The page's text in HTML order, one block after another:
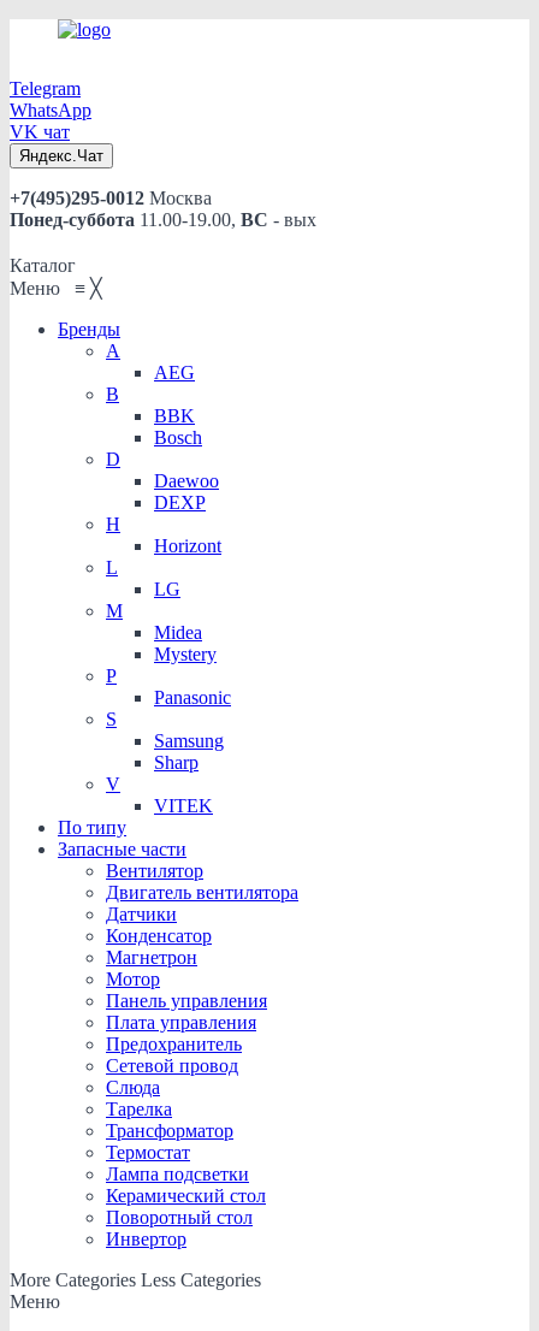
Telegram
WhatsApp
VK чат
Яндекс.Чат
+7(495)295-0012 Москва
Понед-суббота 11.00-19.00, ВС - вых
Каталог
Меню ≡ ╳
Бренды
A
AEG
B
BBK
Bosch
D
Daewoo
DEXP
H
Horizont
L
LG
M
Midea
Mystery
P
Panasonic
S
Samsung
Sharp
V
VITEK
По типу
Запасные части
Вентилятор
Двигатель вентилятора
Датчики
Конденсатор
Магнетрон
Мотор
Панель управления
Плата управления
Предохранитель
Сетевой провод
Слюда
Тарелка
Трансформатор
Термостат
Лампа подсветки
Керамический стол
Поворотный стол
Инвертор
More Categories Less Categories
Меню